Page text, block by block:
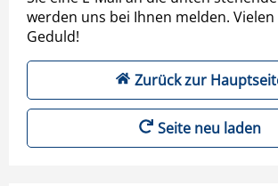
werden uns bei Ihnen melden.
Geduld!
Zurück zur
Seite neu laden